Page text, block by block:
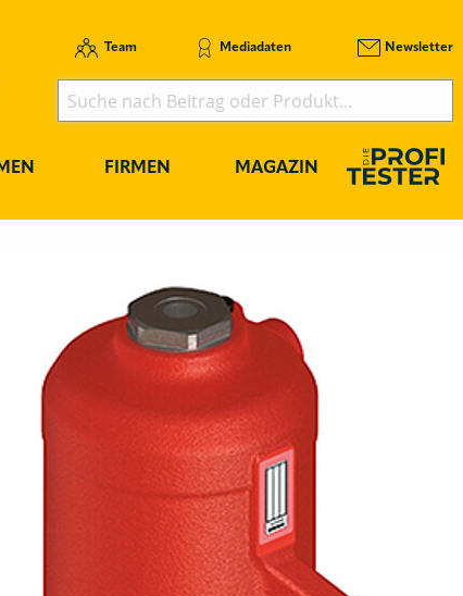
Team Mediadaten Newsletter
FIRMEN MAGAZIN